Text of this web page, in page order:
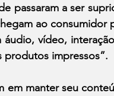
passaram a ser
ao consumidor
vídeo,
produtos impressos”.
em manter seu